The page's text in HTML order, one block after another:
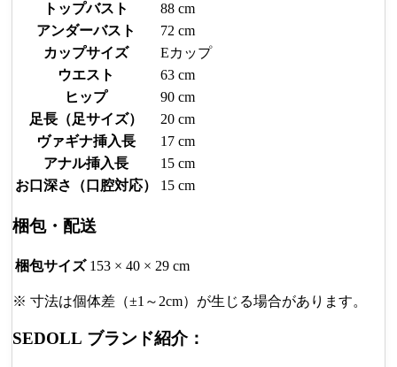
トップバスト
88 cm
アンダーバスト
72 cm
カップサイズ
Eカップ
ウエスト
63 cm
ヒップ
90 cm
足長（足サイズ）
20 cm
ヴァギナ挿入長
17 cm
アナル挿入長
15 cm
お口深さ（口腔対応）
15 cm
梱包・配送
梱包サイズ 153 × 40 × 29 cm
※ 寸法は個体差（±1～2cm）が生じる場合があります。
SEDOLL ブランド紹介：